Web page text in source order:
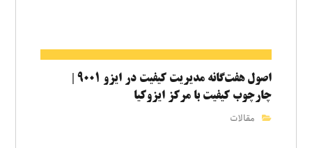
چارچوب کیفیت با مرکز ایزوکیا
مقالات